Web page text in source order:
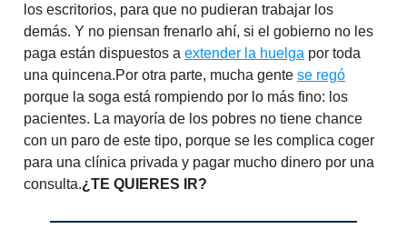
los escritorios, para que no pudieran trabajar los
demás. Y no piensan frenarlo ahí, si el gobierno no les
paga están dispuestos a extender la huelga por toda
una quincena.Por otra parte, mucha gente se regó
porque la soga está rompiendo por lo más fino: los
pacientes. La mayoría de los pobres no tiene chance
con un paro de este tipo, porque se les complica coger
para una clínica privada y pagar mucho dinero por una
consulta.¿TE QUIERES IR?